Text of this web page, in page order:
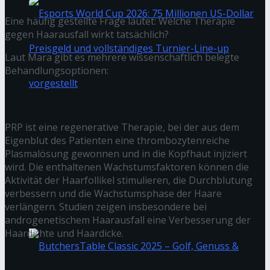
Esports World Cup 2026: 75 Millionen US-Dollar
Preisgeld und vollständiges Turnier-Line-up
vorgestellt
Eine häufig gestellte Frage lautet: Welche Therapie
gegen Haarausfall wirkt tatsächlich?
Laut Mara gibt es mehrere wissenschaftlich belegte
Behandlungsoptionen:
PRP ist eine regenerative Therapie, bei der aus dem
Eigenblut des Patienten eine thrombozytenreiche
Plasmalösung gewonnen und in die Kopfhaut injiziert
wird. Die enthaltenen Wachstumsfaktoren können die
Aktivität der Haarfollikel stimulieren, die Durchblutung
verbessern und die Wachstumsphase der Haare
verlängern. Studien zeigen insbesondere bei
androgenetischem Haarausfall eine Verbesserung der
Haardichte und Haardicke.